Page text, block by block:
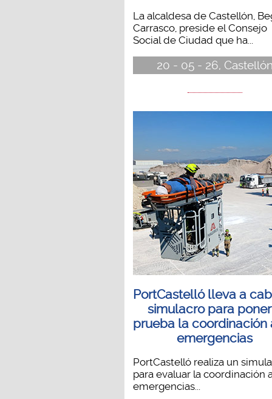
La alcaldesa de Castellón,
Carrasco, preside el Consejo
Social de Ciudad que ha...
20 - 05 - 26,
PortCastelló lleva a
simulacro para
prueba la coordinación
emergencias
PortCastelló realiza un
para evaluar la coordinación
emergencias...